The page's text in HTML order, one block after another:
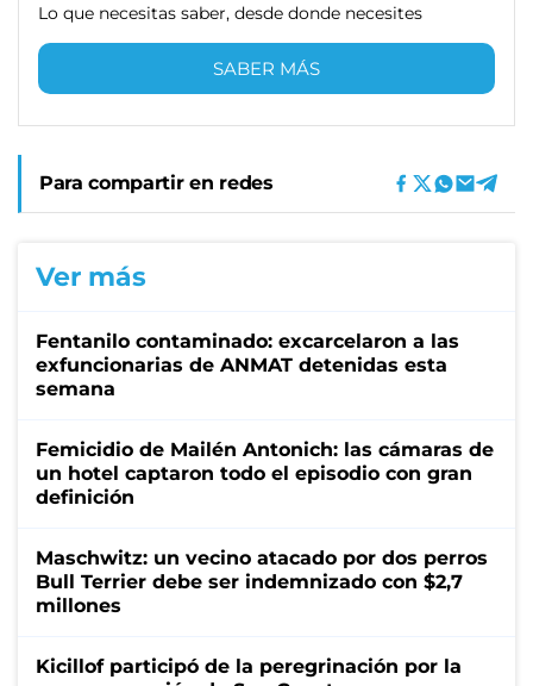
Lo que necesitas saber, desde donde necesites
SABER MÁS
Para compartir en redes
Ver más
Fentanilo contaminado: excarcelaron a las
exfuncionarias de ANMAT detenidas esta
semana
Femicidio de Mailén Antonich: las cámaras de
un hotel captaron todo el episodio con gran
definición
Maschwitz: un vecino atacado por dos perros
Bull Terrier debe ser indemnizado con $2,7
millones
Kicillof participó de la peregrinación por la